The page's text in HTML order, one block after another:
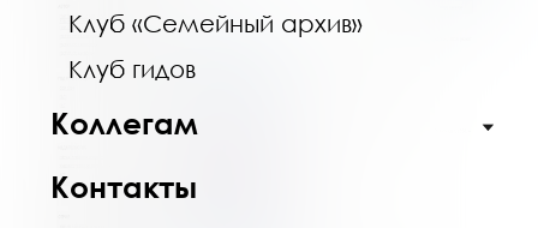
Клуб «Семейный архив»
Клуб гидов
Коллегам
Контакты